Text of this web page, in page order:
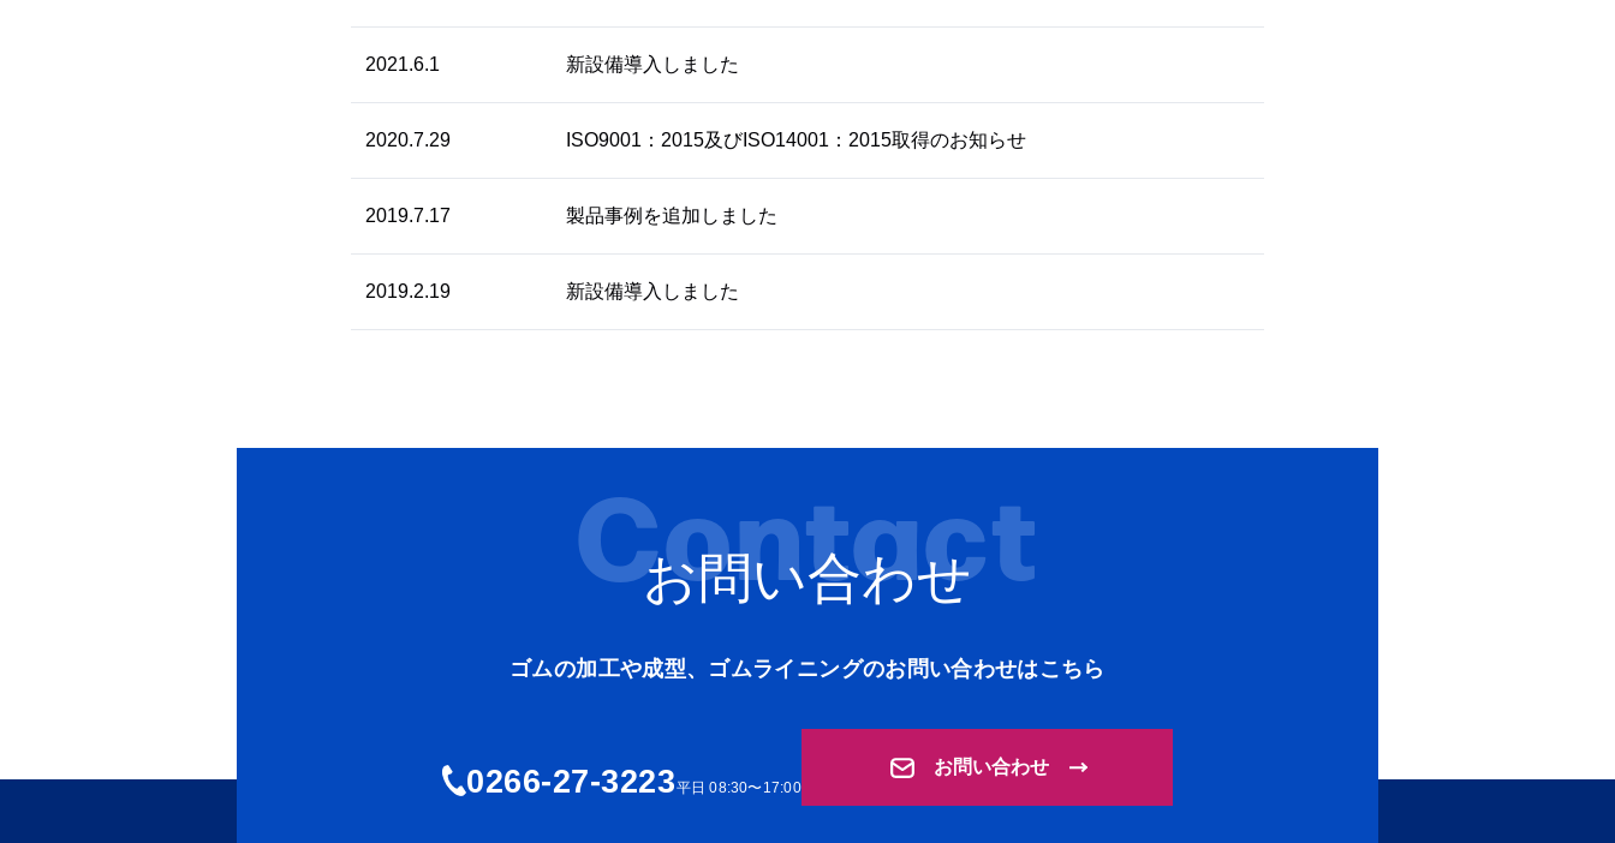
2021.6.1 新設備導入しました
2020.7.29 ISO9001：2015及びISO14001：2015取得のお知らせ
2019.7.17 製品事例を追加しました
2019.2.19 新設備導入しました
お問い合わせ
Contact
ゴムの加工や成型、ゴムライニングのお問い合わせはこちら
0266-27-3223平日 08:30〜17:00
お問い合わせ